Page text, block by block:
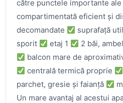
către punctele importante
compartimentată eficient și
decomandate
suprafață
sporit
etaj 1
2 băi,
balcon mare de
centrală termică proprie
parchet, gresie și faianță
Un mare avantaj al acestui